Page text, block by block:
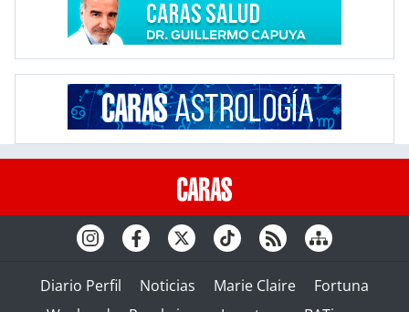
Diario Perfil Noticias Marie Claire
Fortuna